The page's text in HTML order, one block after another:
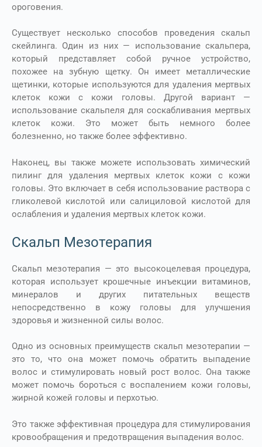
ороговения.
Существует несколько способов проведения скальп
скейлинга. Один из них — использование скальпера,
который представляет собой ручное устройство,
похожее на зубную щетку. Он имеет металлические
щетинки, которые используются для удаления мертвых
клеток кожи с кожи головы. Другой вариант —
использование скальпеля для соскабливания мертвых
клеток кожи. Это может быть немного более
болезненно, но также более эффективно.
Наконец, вы также можете использовать химический
пилинг для удаления мертвых клеток кожи с кожи
головы. Это включает в себя использование раствора с
гликолевой кислотой или салициловой кислотой для
ослабления и удаления мертвых клеток кожи.
Скальп Мезотерапия
Скальп мезотерапия — это высокоцелевая процедура,
которая использует крошечные инъекции витаминов,
минералов и других питательных веществ
непосредственно в кожу головы для улучшения
здоровья и жизненной силы волос.
Одно из основных преимуществ скальп мезотерапии —
это то, что она может помочь обратить выпадение
волос и стимулировать новый рост волос. Она также
может помочь бороться с воспалением кожи головы,
жирной кожей головы и перхотью.
Это также эффективная процедура для стимулирования
кровообращения и предотвращения выпадения волос.